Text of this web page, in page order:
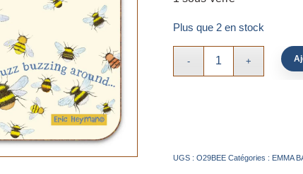
Plus que 2 en stock
UGS : O29BEE Catégories : EMMA